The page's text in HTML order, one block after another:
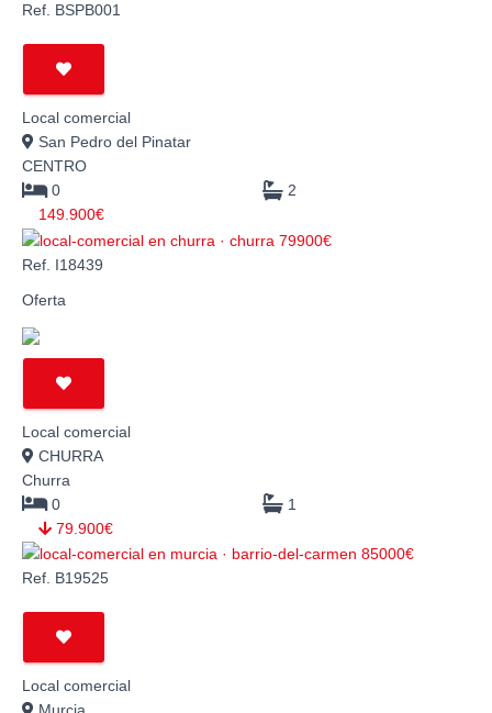
Ref. BSPB001
Local comercial
San Pedro del Pinatar
CENTRO
0
2
149.900€
Ref. I18439
Oferta
Local comercial
CHURRA
Churra
0
1
79.900€
Ref. B19525
Local comercial